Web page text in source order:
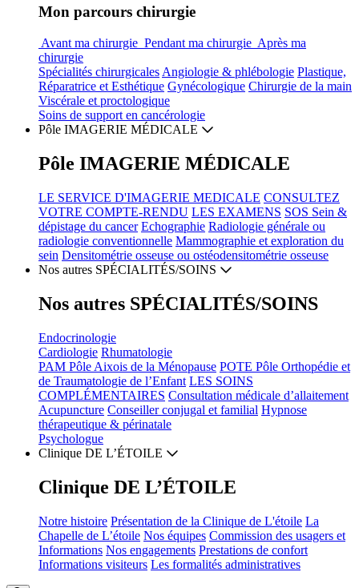
Mon parcours chirurgie
Avant ma chirurgie Pendant ma chirurgie Après ma
chirurgie
Spécialités chirurgicales Angiologie & phlébologie Plastique,
Réparatrice et Esthétique Gynécologique Chirurgie de la main
Viscérale et proctologique
Soins de support en cancérologie
Pôle IMAGERIE MÉDICALE
Pôle IMAGERIE MÉDICALE
LE SERVICE D'IMAGERIE MEDICALE CONSULTEZ
VOTRE COMPTE-RENDU LES EXAMENS SOS Sein &
dépistage du cancer Echographie Radiologie générale ou
radiologie conventionnelle Mammographie et exploration du
sein Densitométrie osseuse ou ostéodensitométrie osseuse
Nos autres SPÉCIALITÉS/SOINS
Nos autres SPÉCIALITÉS/SOINS
Endocrinologie
Cardiologie Rhumatologie
PAM Pôle Aixois de la Ménopause POTE Pôle Orthopédie et
de Traumatologie de l’Enfant LES SOINS
COMPLÉMENTAIRES Consultation médicale d’allaitement
Acupuncture Conseiller conjugal et familial Hypnose
thérapeutique & périnatale
Psychologue
Clinique DE L’ÉTOILE
Clinique DE L’ÉTOILE
Notre histoire Présentation de la Clinique de L'étoile La
Chapelle de L’étoile Nos équipes Commission des usagers et
Informations Nos engagements Prestations de confort
Informations visiteurs Les formalités administratives